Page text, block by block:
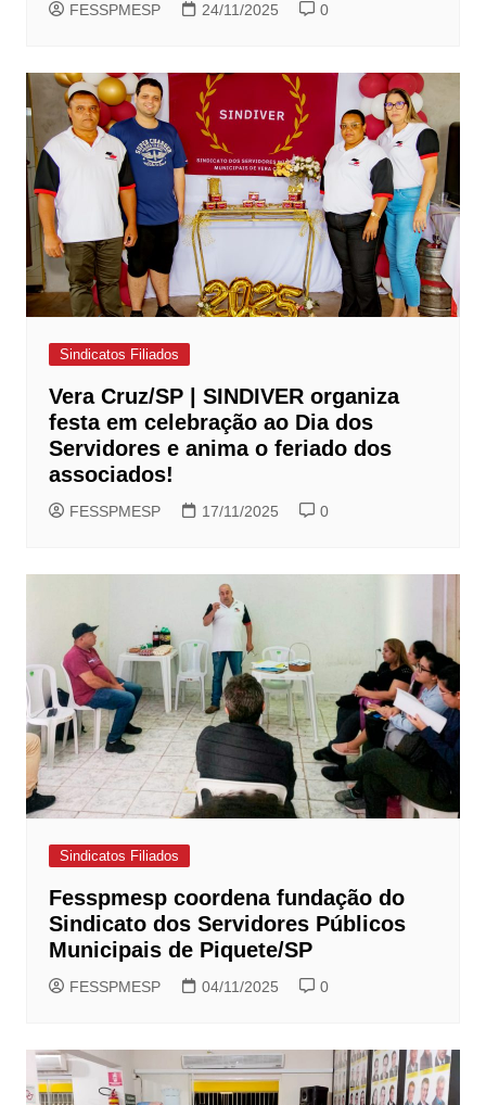
FESSPMESP 24/11/2025 0
Sindicatos Filiados
Vera Cruz/SP | SINDIVER organiza
festa em celebração ao Dia dos
Servidores e anima o feriado dos
associados!
FESSPMESP 17/11/2025 0
Sindicatos Filiados
Fesspmesp coordena fundação do
Sindicato dos Servidores Públicos
Municipais de Piquete/SP
FESSPMESP 04/11/2025 0